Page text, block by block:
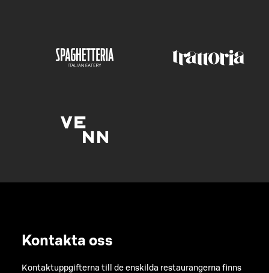
Kontakta oss
Kontaktuppgifterna till de enskilda restaurangerna finns